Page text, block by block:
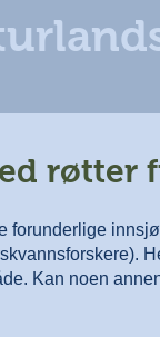
røtter
Kan noen